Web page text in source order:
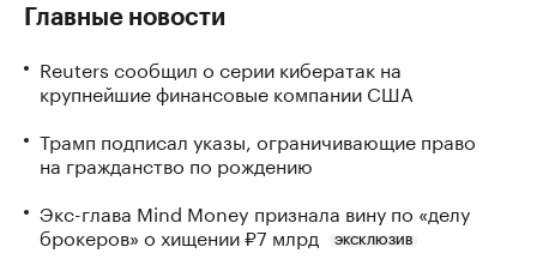
Главные новости
Reuters сообщил о серии кибератак на
крупнейшие финансовые компании США
Трамп подписал указы, ограничивающие право
на гражданство по рождению
Экс-глава Mind Money признала вину по «делу
брокеров» о хищении ₽7 млрд
ЭКСКЛЮЗИВ